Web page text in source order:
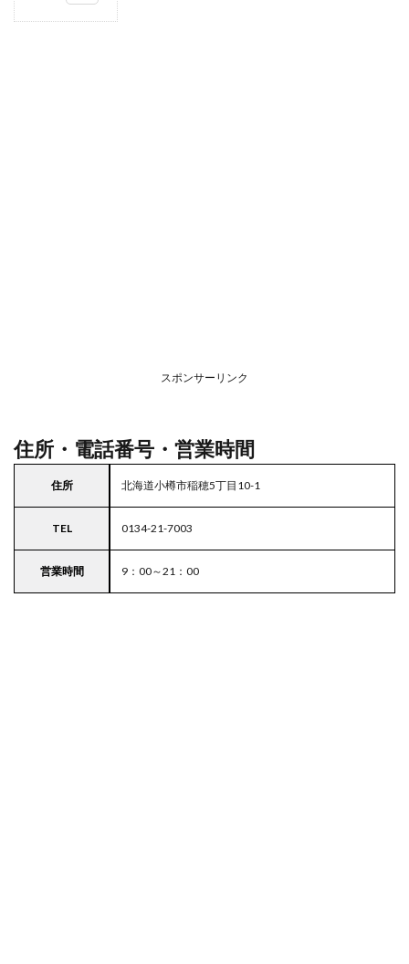
スポンサーリンク
住所・電話番号・営業時間
住所 北海道小樽市稲穂5丁目10-1
TEL 0134-21-7003
営業時間 9：00～21：00